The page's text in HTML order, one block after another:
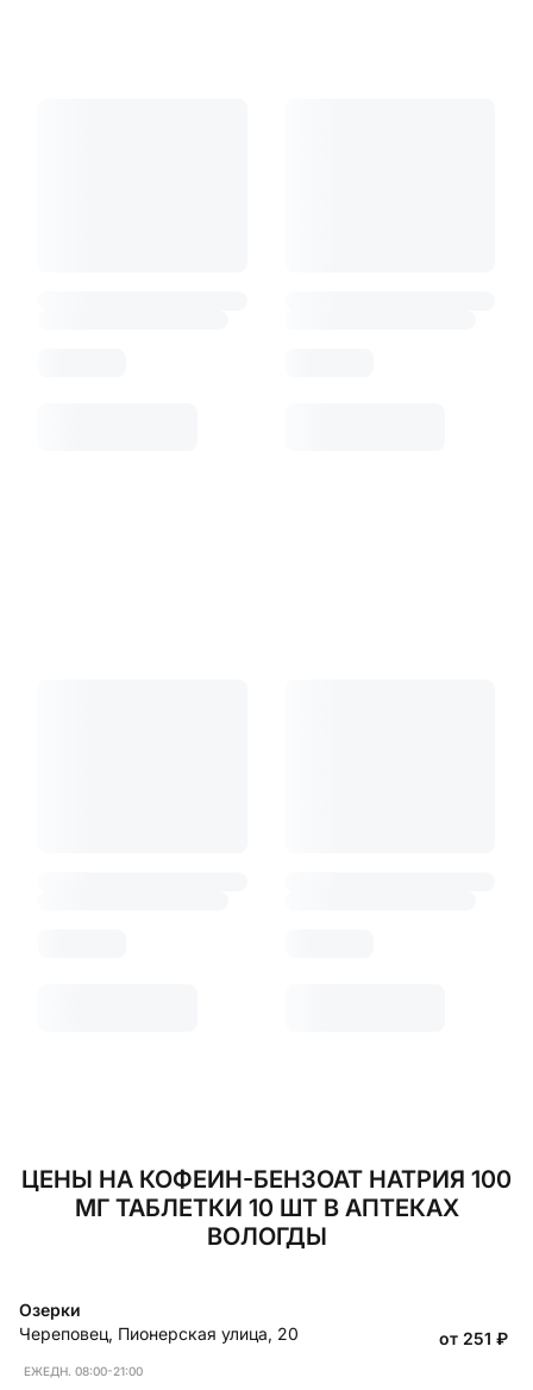
ЦЕНЫ НА КОФЕИН-БЕНЗОАТ НАТРИЯ 100
МГ ТАБЛЕТКИ 10 ШТ В АПТЕКАХ
ВОЛОГДЫ
Озерки
Череповец, Пионерская улица, 20
ЕЖЕДН. 08:00-21:00
от 251 ₽